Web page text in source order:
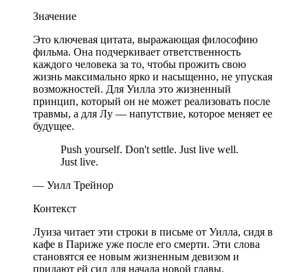
Значение
Это ключевая цитата, выражающая философию
фильма. Она подчеркивает ответственность
каждого человека за то, чтобы прожить свою
жизнь максимально ярко и насыщенно, не упуская
возможностей. Для Уилла это жизненный
принцип, который он не может реализовать после
травмы, а для Лу — напутствие, которое меняет ее
будущее.
Push yourself. Don't settle. Just live well.
Just live.
— Уилл Трейнор
Контекст
Луиза читает эти строки в письме от Уилла, сидя в
кафе в Париже уже после его смерти. Эти слова
становятся ее новым жизненным девизом и
придают ей сил для начала новой главы.